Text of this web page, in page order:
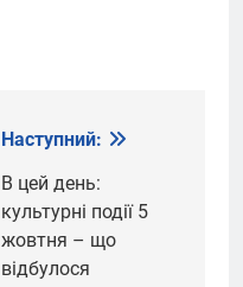
Наступний:
В цей день:
культурні події 5
жовтня – що
відбулося